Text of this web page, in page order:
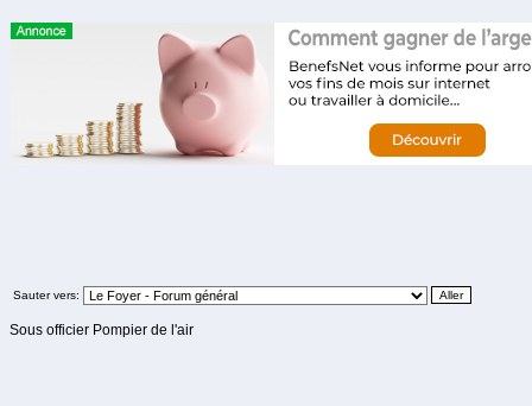
Sauter vers:
Sous officier Pompier de l'air